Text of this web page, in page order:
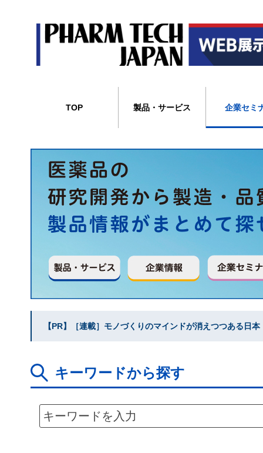
TOP 製品・サービス 企業セミ
【PR】［連載］モノづくりのマインドが消えつつある日
キーワードから探す